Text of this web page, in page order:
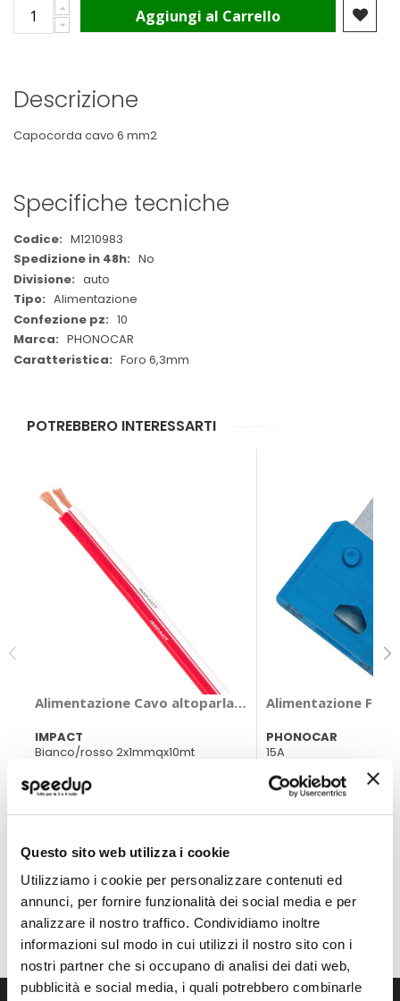
Questo sito web utilizza i cookie
Utilizziamo i cookie per personalizzare contenuti ed
annunci, per fornire funzionalità dei social media e per
analizzare il nostro traffico. Condividiamo inoltre
informazioni sul modo in cui utilizzi il nostro sito con i
nostri partner che si occupano di analisi dei dati web,
pubblicità e social media, i quali potrebbero combinarle
Aggiungi al Carrello
Descrizione
Capocorda cavo 6 mm2
Specifiche tecniche
Maggiori
Informazioni
M1210983
No
auto
Alimentazione
10
PHONOCAR
Foro 6,3mm
POTREBBERO INTERESSARTI
Alimentazione Cavo altoparlanti Hi-Q Level - IMPACT
IMPACT
Bianco/rosso 2x1mmqx10mt
13,85 €
Alimentazione
PHONOCAR
15A
7,90 €